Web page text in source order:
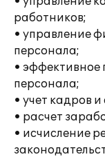
работников;
• управление
персонала;
• эффективное
персонала;
• учет кадров
• расчет
• исчисление